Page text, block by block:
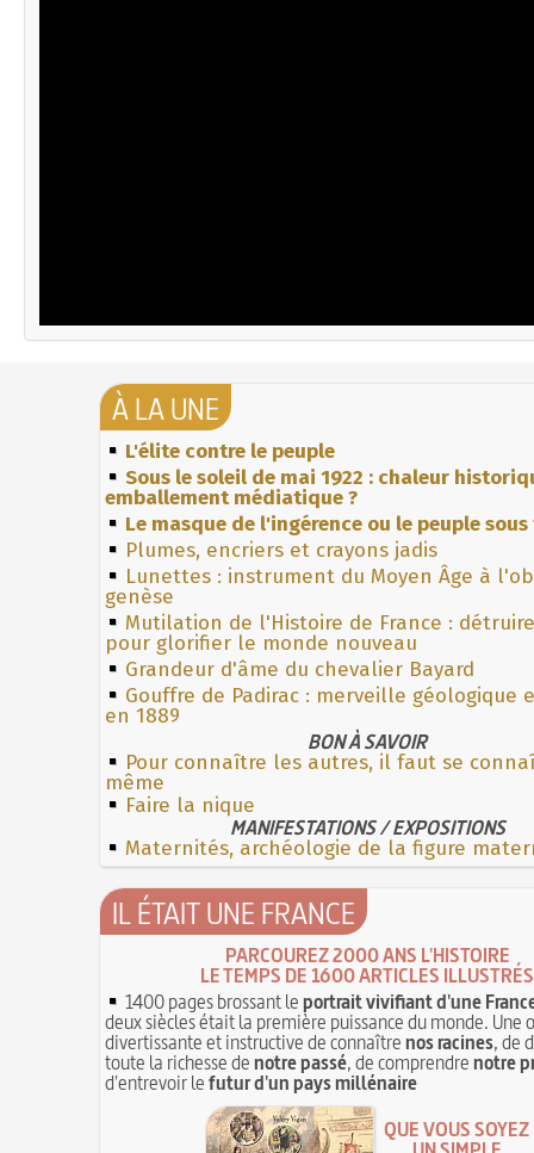
À LA UNE
L'élite contre le peuple
Sous le soleil de mai 1922 : chaleur
emballement médiatique ?
Le masque de l'ingérence ou le peuple
Plumes, encriers et crayons jadis
Lunettes : instrument du Moyen Âge à
genèse
Mutilation de l'Histoire de France :
pour glorifier le monde nouveau
Grandeur d'âme du chevalier Bayard
Gouffre de Padirac : merveille géologique
en 1889
BON À SAVOIR
Pour connaître les autres, il faut se
même
Faire la nique
MANIFESTATIONS / EXPOSITIONS
Maternités, archéologie de la figure
IL ÉTAIT UNE FRANCE
PARCOUREZ 2000 ANS L'HISTOIRE
LE TEMPS DE 1600 ARTICLES ILLUSTRÉS
1400 pages brossant leportrait vivifiant d'une
deux siècles était la première puissance du monde. Une
divertissante et instructive de connaîtrenos racines, de
toute la richesse denotre passé, de comprendrenotre
d'entrevoir lefutur d'un pays millénaire
QUE VOUS SOYEZ